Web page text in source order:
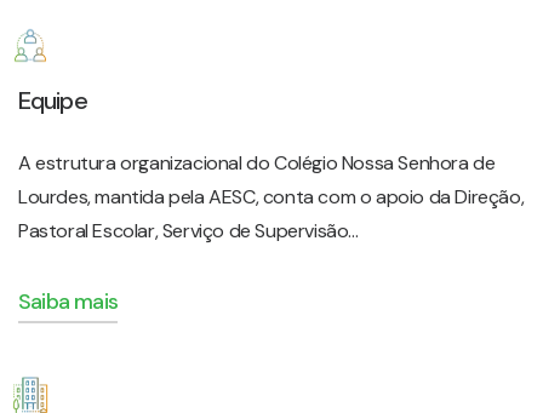
Equipe
A estrutura organizacional do Colégio Nossa Senhora de
Lourdes, mantida pela AESC, conta com o apoio da Direção,
Pastoral Escolar, Serviço de Supervisão…
Saiba mais